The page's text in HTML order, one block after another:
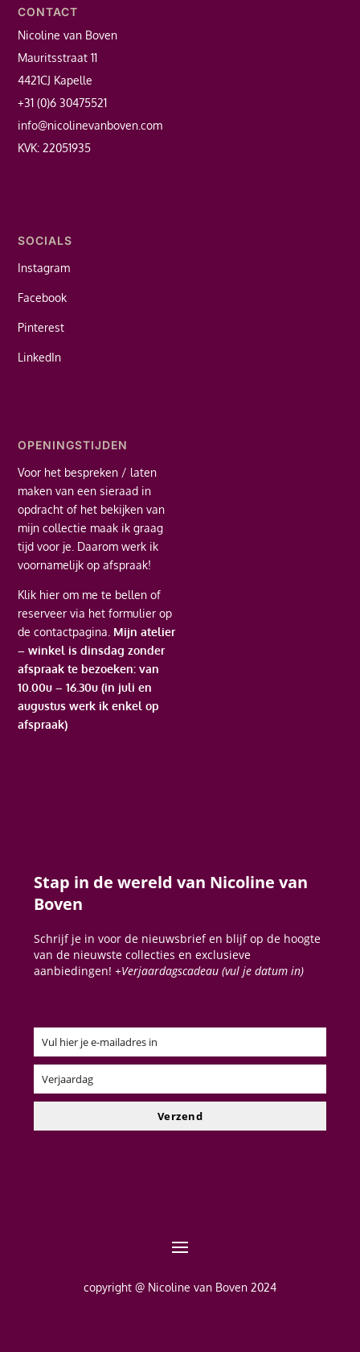
CONTACT
Nicoline van Boven
Mauritsstraat 11
4421CJ Kapelle
+31 (0)6 30475521
info@nicolinevanboven.com
KVK: 22051935
SOCIALS
Instagram
Facebook
Pinterest
LinkedIn
OPENINGSTIJDEN
Voor het bespreken / laten
maken van een sieraad in
opdracht of het bekijken van
mijn collectie maak ik graag
tijd voor je. Daarom werk ik
voornamelijk op afspraak!
Klik hier om me te bellen of
reserveer via het formulier op
de contactpagina. Mijn atelier
– winkel is dinsdag zonder
afspraak te bezoeken: van
10.00u – 16.30u (in juli en
augustus werk ik enkel op
afspraak)
Stap in de wereld van Nicoline van
Boven
Schrijf je in voor de nieuwsbrief en blijf op de hoogte
van de nieuwste collecties en exclusieve
aanbiedingen!+Verjaardagscadeau (vul je datum in)
Email
Vul hier je e-mailadres in
Verjaardag
Verjaardag
Verzend
copyright @ Nicoline van Boven 2024